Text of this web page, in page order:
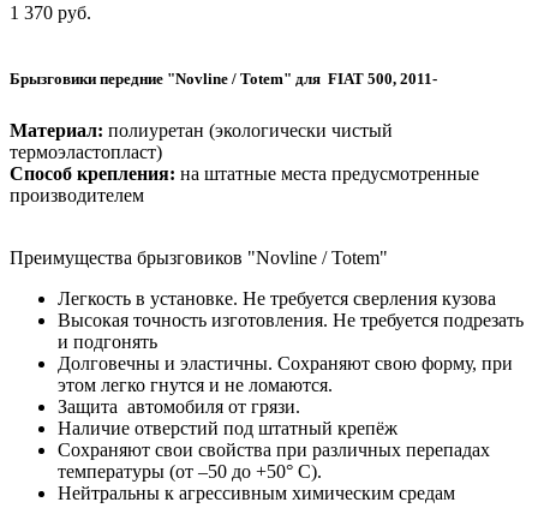
1 370 руб.
Брызговики передние "Novline / Totem" для FIAT 500, 2011-
Материал: полиуретан (экологически чистый
термоэластопласт)
Способ крепления: на штатные места предусмотренные
производителем
Преимущества брызговиков "Novline / Totem"
Легкость в установке. Не требуется сверления кузова
Высокая точность изготовления. Не требуется подрезать
и подгонять
Долговечны и эластичны. Сохраняют свою форму, при
этом легко гнутся и не ломаются.
Защита автомобиля от грязи.
Наличие отверстий под штатный крепёж
Сохраняют свои свойства при различных перепадах
температуры (от –50 до +50° С).
Нейтральны к агрессивным химическим средам